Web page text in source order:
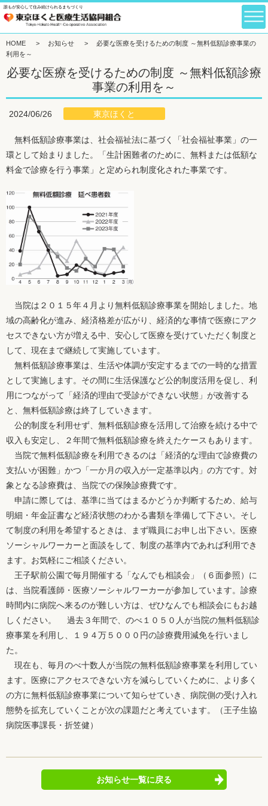
誰もが安心して住み続けられるまちづくり
HOME > お知らせ >
必要な医療を受けるための制度 ～無料低額診療事業の
利用を～
必要な医療を受けるための制度 ～無料低額診療
事業の利用を～
2024/06/26 東京ほくと
無料低額診療事業は、社会福祉法に基づく「社会福祉事業」の一
環として始まりました。「生計困難者のために、無料または低額な
料金で診療を行う事業」と定められ制度化された事業です。
当院は２０１５年４月より無料低額診療事業を開始しました。地
域の高齢化が進み、経済格差が広がり、経済的な事情で医療にアク
セスできない方が増える中、安心して医療を受けていただく制度と
して、現在まで継続して実施しています。
無料低額診療事業は、生活や体調が安定するまでの一時的な措置
として実施します。その間に生活保護など公的制度活用を促し、利
用につながって「経済的理由で受診ができない状態」が改善する
と、無料低額診療は終了していきます。
公的制度を利用せず、無料低額診療を活用して治療を続ける中で
収入も安定し、２年間で無料低額診療を終えたケースもあります。
当院で無料低額診療を利用できるのは「経済的な理由で診療費の
支払いが困難」かつ「一か月の収入が一定基準以内」の方です。対
象となる診療費は、当院での保険診療費です。
申請に際しては、基準に当てはまるかどうか判断するため、給与
明細・年金証書など経済状態のわかる書類を準備して下さい。そし
て制度の利用を希望するときは、まず職員にお申し出下さい。医療
ソーシャルワーカーと面談をして、制度の基準内であれば利用でき
ます。お気軽にご相談ください。
王子駅前公園で毎月開催する「なんでも相談会」（６面参照）に
は、当院看護師・医療ソーシャルワーカーが参加しています。診療
時間内に病院へ来るのが難しい方は、ぜひなんでも相談会にもお越
しください。 過去３年間で、のべ１０５０人が当院の無料低額診
療事業を利用し、１９４万５０００円の診療費用減免を行いまし
た。
現在も、毎月のべ十数人が当院の無料低額診療事業を利用してい
ます。医療にアクセスできない方を減らしていくために、より多く
の方に無料低額診療事業について知らせていき、病院側の受け入れ
態勢を拡充していくことが次の課題だと考えています。（王子生協
病院医事課長・折笠健）
お知らせ一覧に戻る